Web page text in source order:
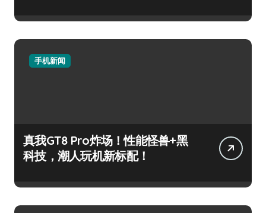
手机新闻
真我GT8 Pro炸场！性能怪兽+黑
科技，潮人玩机新标配！